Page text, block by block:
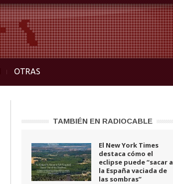
OTRAS
TAMBIÉN EN RADIOCABLE
El New York Times
destaca cómo el
eclipse puede “sacar a
la España vaciada de
las sombras”